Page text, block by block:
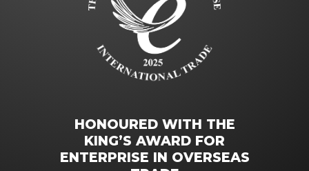
HONOURED WITH THE
KING’S AWARD FOR
ENTERPRISE IN OVERSEAS